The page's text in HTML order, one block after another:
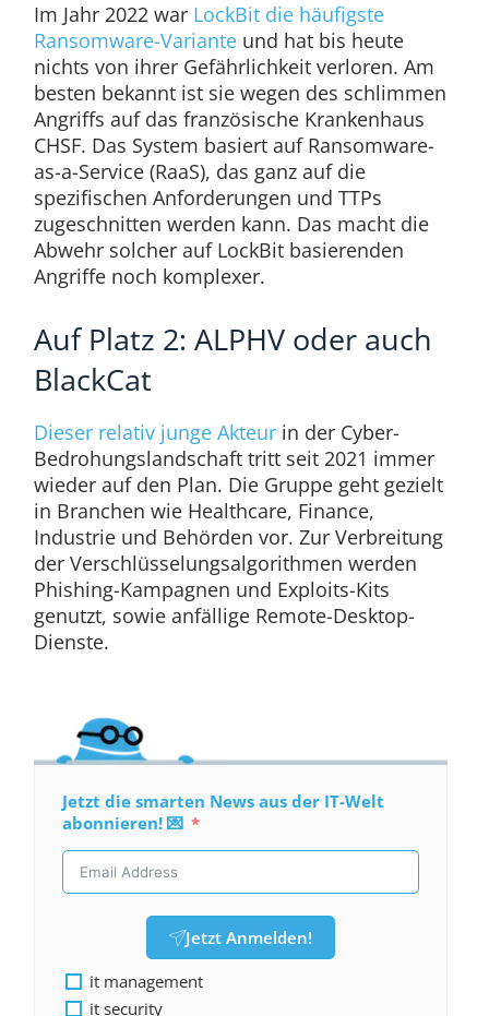
Im Jahr 2022 war LockBit die häufigste
Ransomware-Varianteund hat bis heute
nichts von ihrer Gefährlichkeit verloren. Am
besten bekannt ist sie wegen des schlimmen
Angriffs auf das französische Krankenhaus
CHSF. Das System basiert auf Ransomware-
as-a-Service (RaaS), das ganz auf die
spezifischen Anforderungen und TTPs
zugeschnitten werden kann. Das macht die
Abwehr solcher auf LockBit basierenden
Angriffe noch komplexer.
Auf Platz 2: ALPHV oder auch
BlackCat
Dieser relativ junge Akteurin der Cyber-
Bedrohungslandschaft tritt seit 2021 immer
wieder auf den Plan. Die Gruppe geht gezielt
in Branchen wie Healthcare, Finance,
Industrie und Behörden vor. Zur Verbreitung
der Verschlüsselungsalgorithmen werden
Phishing-Kampagnen und Exploits-Kits
genutzt, sowie anfällige Remote-Desktop-
Dienste.
Jetzt die smarten News aus der IT-Welt
abonnieren! 💌
Jetzt Anmelden!
it management
it security